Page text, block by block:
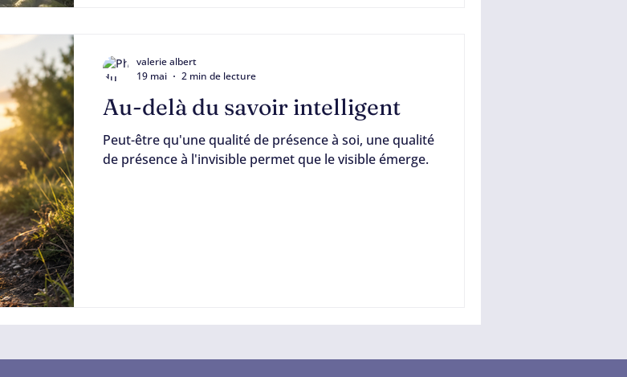
Au-delà du savoir intelligent
Peut-être qu'une qualité de présence à soi, une qualité
de présence à l'invisible permet que le visible émerge.
valerie albert
19 mai
2 min de lecture